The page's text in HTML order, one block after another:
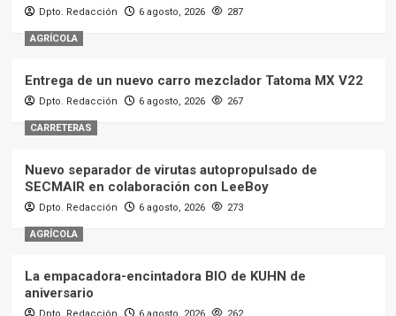
Dpto. Redacción 6 agosto, 2026 287
AGRÍCOLA
Entrega de un nuevo carro mezclador Tatoma MX V22
Dpto. Redacción 6 agosto, 2026 267
CARRETERAS
Nuevo separador de virutas autopropulsado de
SECMAIR en colaboración con LeeBoy
Dpto. Redacción 6 agosto, 2026 273
AGRÍCOLA
La empacadora-encintadora BIO de KUHN de
aniversario
Dpto. Redacción 6 agosto, 2026 262